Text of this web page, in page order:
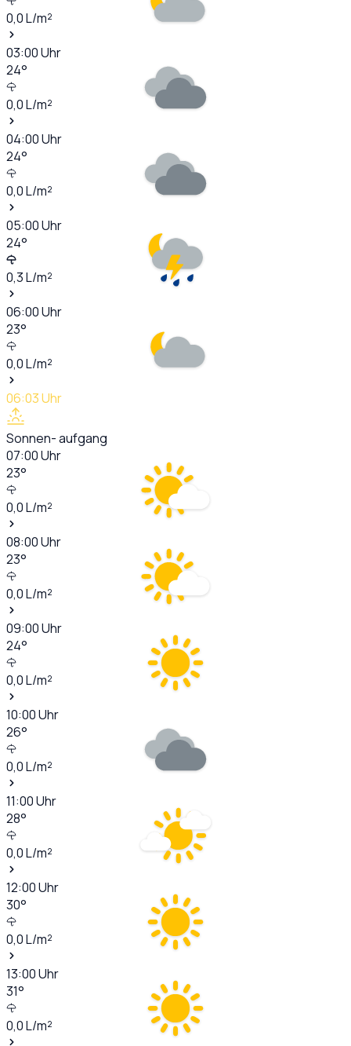
0,0L/m²
03:00Uhr
24°
0,0L/m²
04:00Uhr
24°
0,0L/m²
05:00Uhr
24°
0,3L/m²
06:00Uhr
23°
0,0L/m²
06:03Uhr
Sonnen- aufgang
07:00Uhr
23°
0,0L/m²
08:00Uhr
23°
0,0L/m²
09:00Uhr
24°
0,0L/m²
10:00Uhr
26°
0,0L/m²
11:00Uhr
28°
0,0L/m²
12:00Uhr
30°
0,0L/m²
13:00Uhr
31°
0,0L/m²